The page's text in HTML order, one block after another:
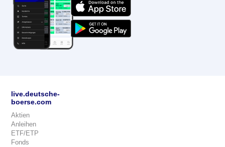
live.deutsche-
boerse.com
Aktien
Anleihen
ETF/ETP
Fonds